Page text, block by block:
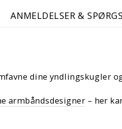
ANMELDELSER &
dine yndlingskugler
armbåndsdesigner – her